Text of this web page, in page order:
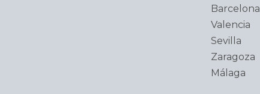
Barcelona
Valencia
Sevilla
Zaragoza
Málaga